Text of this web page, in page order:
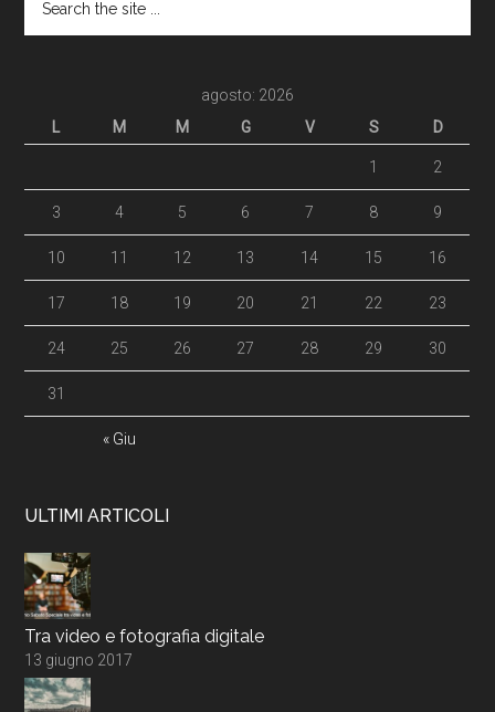
agosto: 2026
L
M M G V S D
« Giu
1 2
3 4 5 6 7 8 9
10 11 12 13 14 15 16
17 18 19 20 21 22 23
24 25 26 27 28 29 30
31
ULTIMI ARTICOLI
Tra video e fotografia digitale
13 giugno 2017